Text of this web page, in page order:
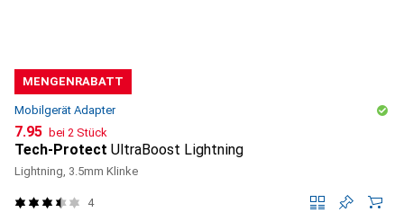
MENGENRABATT
Mobilgerät Adapter
CHF
7.95 bei 2 Stück
Tech-Protect UltraBoost Lightning
Lightning, 3.5mm Klinke
4